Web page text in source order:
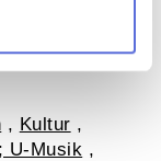
, Kultur ,
U-Musik ,